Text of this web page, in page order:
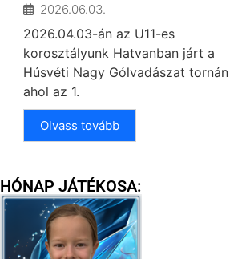
2026.06.03.
2026.04.03-án az U11-es
korosztályunk Hatvanban járt a
Húsvéti Nagy Gólvadászat tornán
ahol az 1.
Olvass tovább
HÓNAP JÁTÉKOSA: